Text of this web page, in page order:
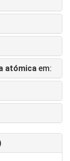
atómica em: